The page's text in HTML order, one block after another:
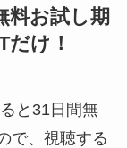
料お試し期
け！
と31日間無
で、視聴する